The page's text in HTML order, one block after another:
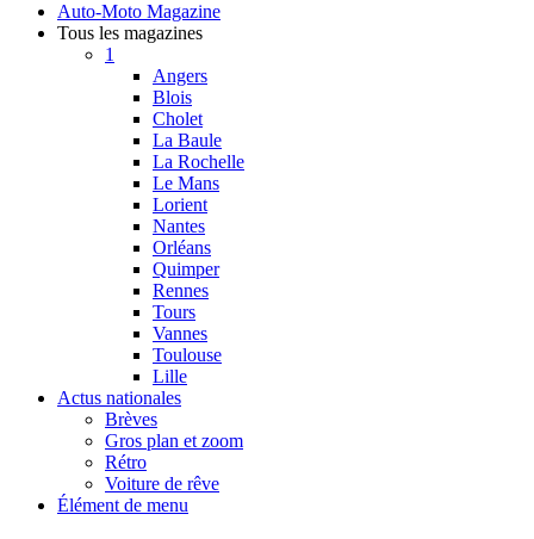
Auto-Moto Magazine
Tous les magazines
1
Angers
Blois
Cholet
La Baule
La Rochelle
Le Mans
Lorient
Nantes
Orléans
Quimper
Rennes
Tours
Vannes
Toulouse
Lille
Actus nationales
Brèves
Gros plan et zoom
Rétro
Voiture de rêve
Élément de menu